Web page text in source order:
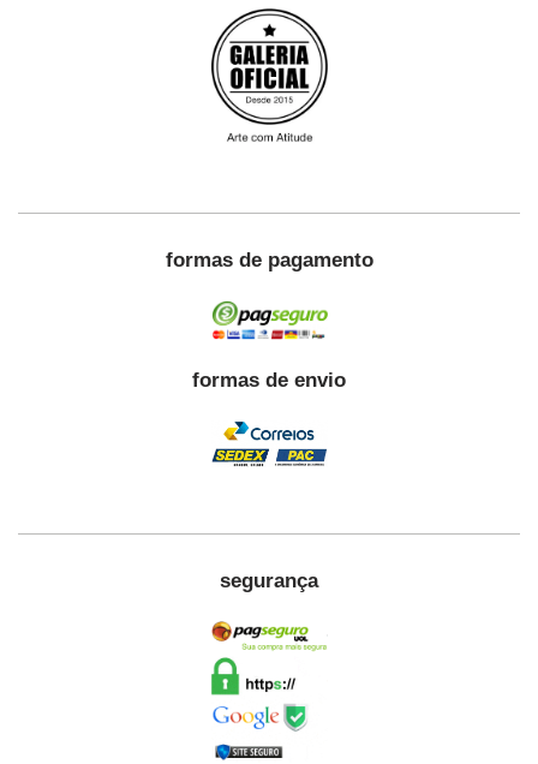
formas de pagamento
formas de envio
segurança